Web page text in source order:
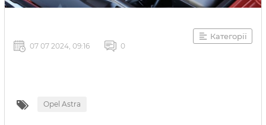
Категорії
07 07 2024, 09:16 0
Opel Astra